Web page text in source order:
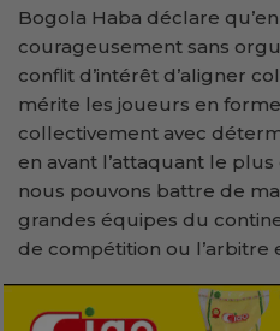
Bogola Haba déclare qu’en
courageusement sans
conflit d’intérêt d’aligner
mérite les joueurs en
collectivement avec
en avant l’attaquant le
nous pouvons battre de
grandes équipes du
de compétition ou l’arbitre